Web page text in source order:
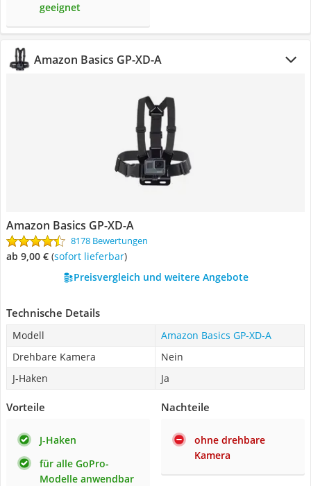
geeignet
‎Amazon Basics GP-XD-A
‎Amazon Basics GP-XD-A
8178 Bewertungen
ab 9,00 € ( Sofort lieferbar)
Preisvergleich und weitere Angebote
Technische Details
Modell
‎Amazon Basics GP-XD-A
Drehbare Kamera
Nein
J-Haken
Ja
Vorteile
J-Haken
für alle GoPro-
Modelle anwendbar
Nachteile
ohne drehbare
Kamera